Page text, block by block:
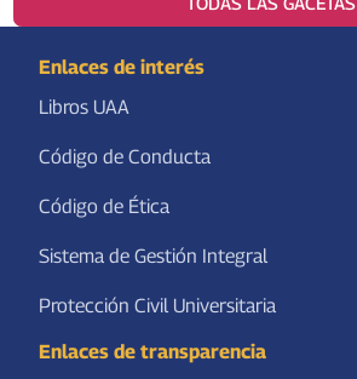
Enlaces de interés
Libros UAA
Código de Conducta
Código de Ética
Sistema de Gestión Integral
Protección Civil Universitaria
Enlaces de transparencia